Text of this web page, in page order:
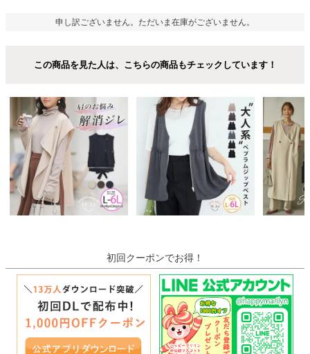
申し訳ございません。ただいま在庫がございません。
この商品を見た人は、こちらの商品もチェックしています！
初回クーポンでお得！